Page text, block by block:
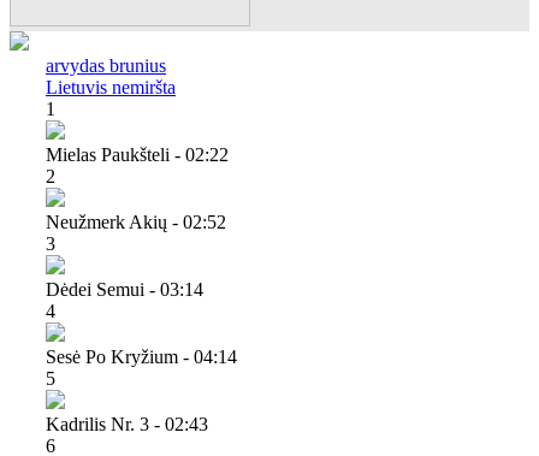
arvydas brunius
Lietuvis nemiršta
1
Mielas Paukšteli - 02:22
2
Neužmerk Akių - 02:52
3
Dėdei Semui - 03:14
4
Sesė Po Kryžium - 04:14
5
Kadrilis Nr. 3 - 02:43
6